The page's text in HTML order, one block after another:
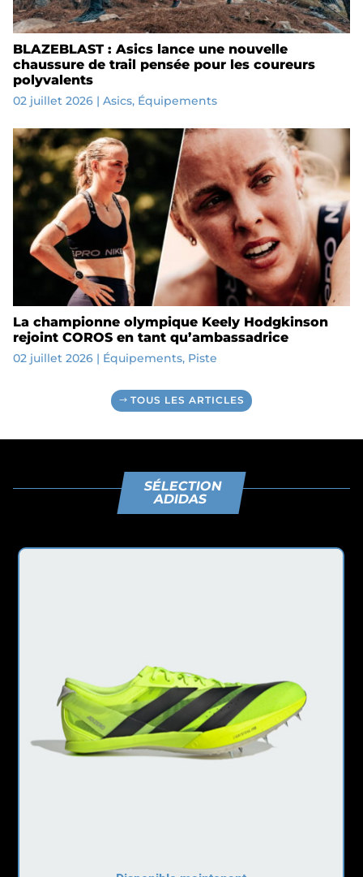
BLAZEBLAST : Asics lance une nouvelle
chaussure de trail pensée pour les coureurs
polyvalents
02 juillet 2026| Asics, Équipements
La championne olympique Keely Hodgkinson
rejoint COROS en tant qu’ambassadrice
02 juillet 2026| Équipements, Piste
TOUS LES ARTICLES
SÉLECTION
ADIDAS